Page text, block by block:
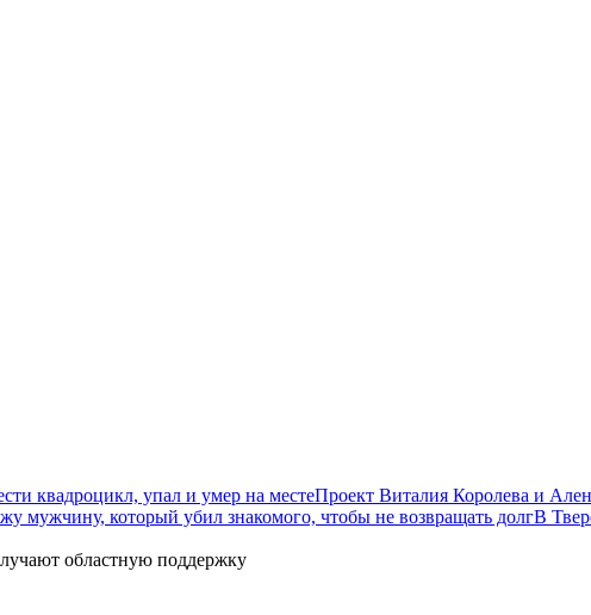
квадроцикл, упал и умер на местеПроект Виталия Королева и
мужчину, который убил знакомого, чтобы не возвращать долгВ
областную поддержку